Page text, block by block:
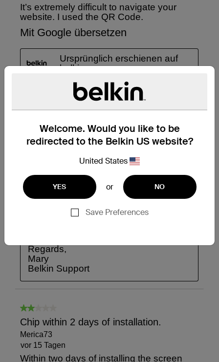
Welcome. Would you like to be
redirected to the Belkin US website?
United States
YES or NO
Save Preferences